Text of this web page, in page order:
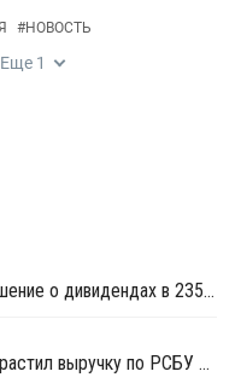
#НОВОСТЬ
Еще 1
Акционеры "Акрона" утвердили решение о дивидендах в 235 рублей на акцию
За 6 месяцев 2026 года "Акрон" нарастил выручку по РСБУ на 1,3%